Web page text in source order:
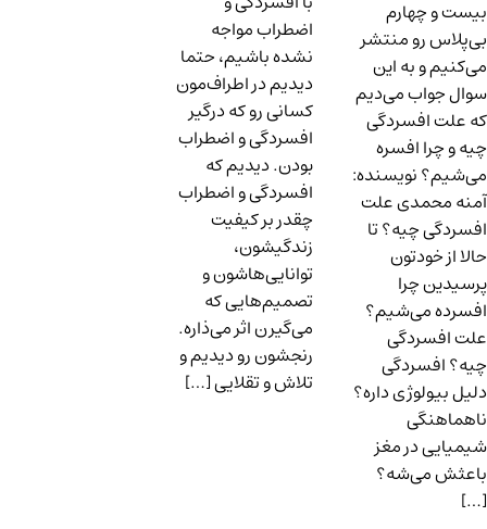
بیست و چهارم
بی‌پلاس رو منتشر
می‌کنیم و به این
سوال جواب می‌دیم
که علت افسردگی
چیه و چرا افسره
می‌شیم؟ نویسنده:
آمنه محمدی علت
افسردگی چیه؟ تا
حالا از خودتون
پرسیدین چرا
افسرده می‌شیم؟
علت افسردگی
چیه؟ افسردگی
دلیل بیولوژی داره؟
ناهماهنگی
شیمیایی در مغز
باعثش می‌شه؟
[…]
اضطراب مواجه
نشده باشیم، حتما
دیدیم در اطراف‌مون
کسانی رو که درگیر
افسردگی و اضطراب
بودن. دیدیم که
افسردگی و اضطراب
چقدر بر کیفیت
زندگیشون،
توانایی‌هاشون و
تصمیم‌هایی که
می‌گیرن اثر می‌‌ذاره.
رنجشون رو دیدیم و
تلاش و تقلایی […]